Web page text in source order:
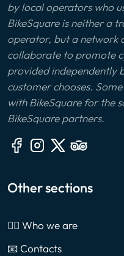
by local operators who
BikeSquare is neither a
operator, but a network
collaborate to promote
provided independently
customer chooses.
with BikeSquare for the
BikeSquare partners.
Other sections
🙎‍♂️ Who we are
📧 Contacts